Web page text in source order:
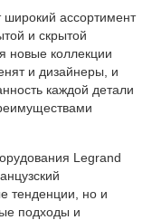
широкий ассортимент
и скрытой
новые коллекции
и дизайнеры, и
каждой детали
Legrand
тенденции, но и
подходы и